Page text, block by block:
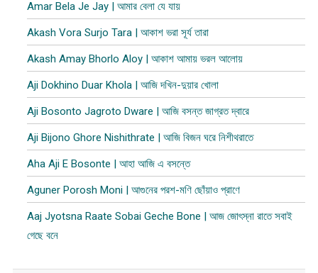
Amar Bela Je Jay | আমার বেলা যে যায়
Akash Vora Surjo Tara | আকাশ ভরা সূর্য তারা
Akash Amay Bhorlo Aloy | আকাশ আমায় ভরল আলোয়
Aji Dokhino Duar Khola | আজি দখিন-দুয়ার খোলা
Aji Bosonto Jagroto Dware | আজি বসন্ত জাগ্রত দ্বারে
Aji Bijono Ghore Nishithrate | আজি বিজন ঘরে নিশীথরাতে
Aha Aji E Bosonte | আহা আজি এ বসন্তে
Aguner Porosh Moni | আগুনের পরশ-মণি ছোঁয়াও প্রাণে
Aaj Jyotsna Raate Sobai Geche Bone | আজ জোৎস্না রাতে সবাই
গেছে বনে